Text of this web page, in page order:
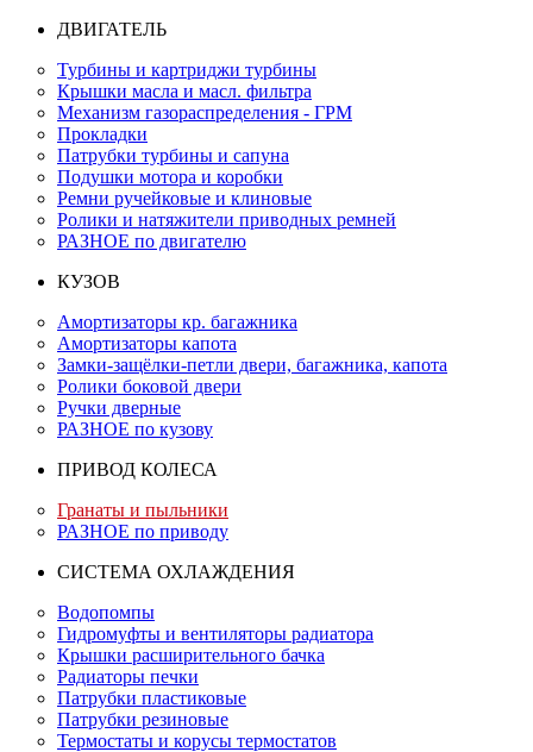
ДВИГАТЕЛЬ
Турбины и картриджи турбины
Крышки масла и масл. фильтра
Механизм газораспределения - ГРМ
Прокладки
Патрубки турбины и сапуна
Подушки мотора и коробки
Ремни ручейковые и клиновые
Ролики и натяжители приводных ремней
РАЗНОЕ по двигателю
КУЗОВ
Амортизаторы кр. багажника
Амортизаторы капота
Замки-защёлки-петли двери, багажника, капота
Ролики боковой двери
Ручки дверные
РАЗНОЕ по кузову
ПРИВОД КОЛЕСА
Гранаты и пыльники
РАЗНОЕ по приводу
СИСТЕМА ОХЛАЖДЕНИЯ
Водопомпы
Гидромуфты и вентиляторы радиатора
Крышки расширительного бачка
Радиаторы печки
Патрубки пластиковые
Патрубки резиновые
Термостаты и корусы термостатов